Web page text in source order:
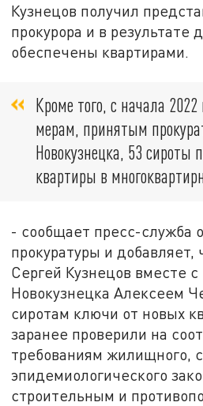
Кузнецов получил
прокурора и в
обеспечены квартирами.
Кроме того, с начала 2022
мерам, принятым
Новокузнецка, 53 сироты
квартиры в
- сообщает пресс-служба
прокуратуры и добавляет,
Сергей Кузнецов вместе с
Новокузнецка Алексеем
сиротам ключи от новых
заранее проверили на
требованиям жилищного,
эпидемиологического
строительным и